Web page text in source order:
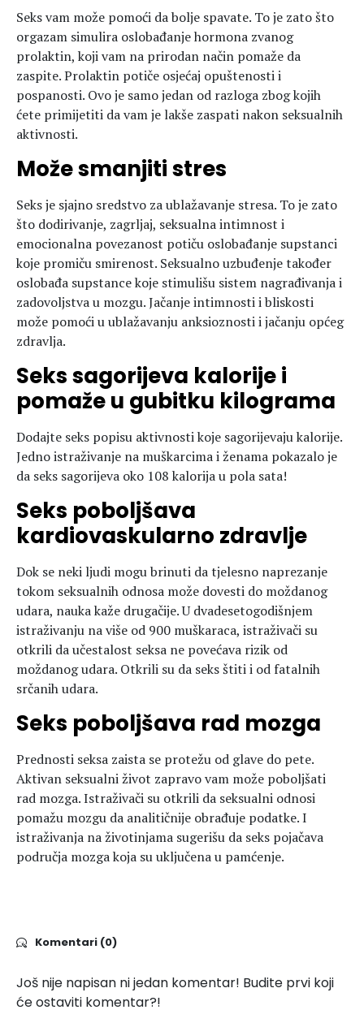
Seks vam može pomoći da bolje spavate. To je zato što
orgazam simulira oslobađanje hormona zvanog
prolaktin, koji vam na prirodan način pomaže da
zaspite. Prolaktin potiče osjećaj opuštenosti i
pospanosti. Ovo je samo jedan od razloga zbog kojih
ćete primijetiti da vam je lakše zaspati nakon seksualnih
aktivnosti.
Može smanjiti stres
Seks je sjajno sredstvo za ublažavanje stresa. To je zato
što dodirivanje, zagrljaj, seksualna intimnost i
emocionalna povezanost potiču oslobađanje supstanci
koje promiču smirenost. Seksualno uzbuđenje također
oslobađa supstance koje stimulišu sistem nagrađivanja i
zadovoljstva u mozgu. Jačanje intimnosti i bliskosti
može pomoći u ublažavanju anksioznosti i jačanju općeg
zdravlja.
Seks sagorijeva kalorije i
pomaže u gubitku kilograma
Dodajte seks popisu aktivnosti koje sagorijevaju kalorije.
Jedno istraživanje na muškarcima i ženama pokazalo je
da seks sagorijeva oko 108 kalorija u pola sata!
Seks poboljšava
kardiovaskularno zdravlje
Dok se neki ljudi mogu brinuti da tjelesno naprezanje
tokom seksualnih odnosa može dovesti do moždanog
udara, nauka kaže drugačije. U dvadesetogodišnjem
istraživanju na više od 900 muškaraca, istraživači su
otkrili da učestalost seksa ne povećava rizik od
moždanog udara. Otkrili su da seks štiti i od fatalnih
srčanih udara.
Seks poboljšava rad mozga
Prednosti seksa zaista se protežu od glave do pete.
Aktivan seksualni život zapravo vam može poboljšati
rad mozga. Istraživači su otkrili da seksualni odnosi
pomažu mozgu da analitičnije obrađuje podatke. I
istraživanja na životinjama sugerišu da seks pojačava
područja mozga koja su uključena u pamćenje.
Komentari (0)
Još nije napisan ni jedan komentar! Budite prvi koji
će ostaviti komentar?!